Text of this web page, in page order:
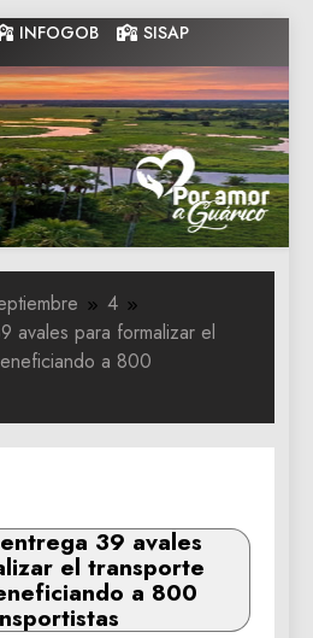
INFOGOB SISAP
Gobernacion
de Guarico
Gobernacion de Guarico
4
avales para formalizar el
a 800
39 avales
el transporte
a 800